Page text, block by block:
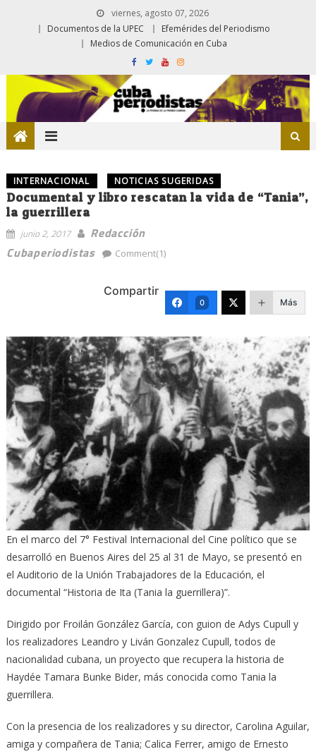
viernes, agosto 07, 2026
Documentos de la UPEC
Efemérides del Periodismo
Medios de Comunicación en Cuba
INTERNACIONAL NOTICIAS SUGERIDAS
Documental y libro rescatan la vida de “Tania”,
la guerrillera
junio 2, 2017
Redacción
Cubaperiodistas
Comment(1)
Compartir
0 Más
En el marco del 7° Festival Internacional del Cine político que se
desarrolló en Buenos Aires del 25 al 31 de Mayo, se presentó en
el Auditorio de la Unión Trabajadores de la Educación, el
documental “Historia de Ita (Tania la guerrillera)”.
Dirigido por Froilán González García, con guion de Adys Cupull y
los realizadores Leandro y Liván Gonzalez Cupull, todos de
nacionalidad cubana, un proyecto que recupera la historia de
Haydée Tamara Bunke Bider, más conocida como Tania la
guerrillera.
Con la presencia de los realizadores y su director, Carolina Aguilar,
amiga y compañera de Tania; Calica Ferrer, amigo de Ernesto